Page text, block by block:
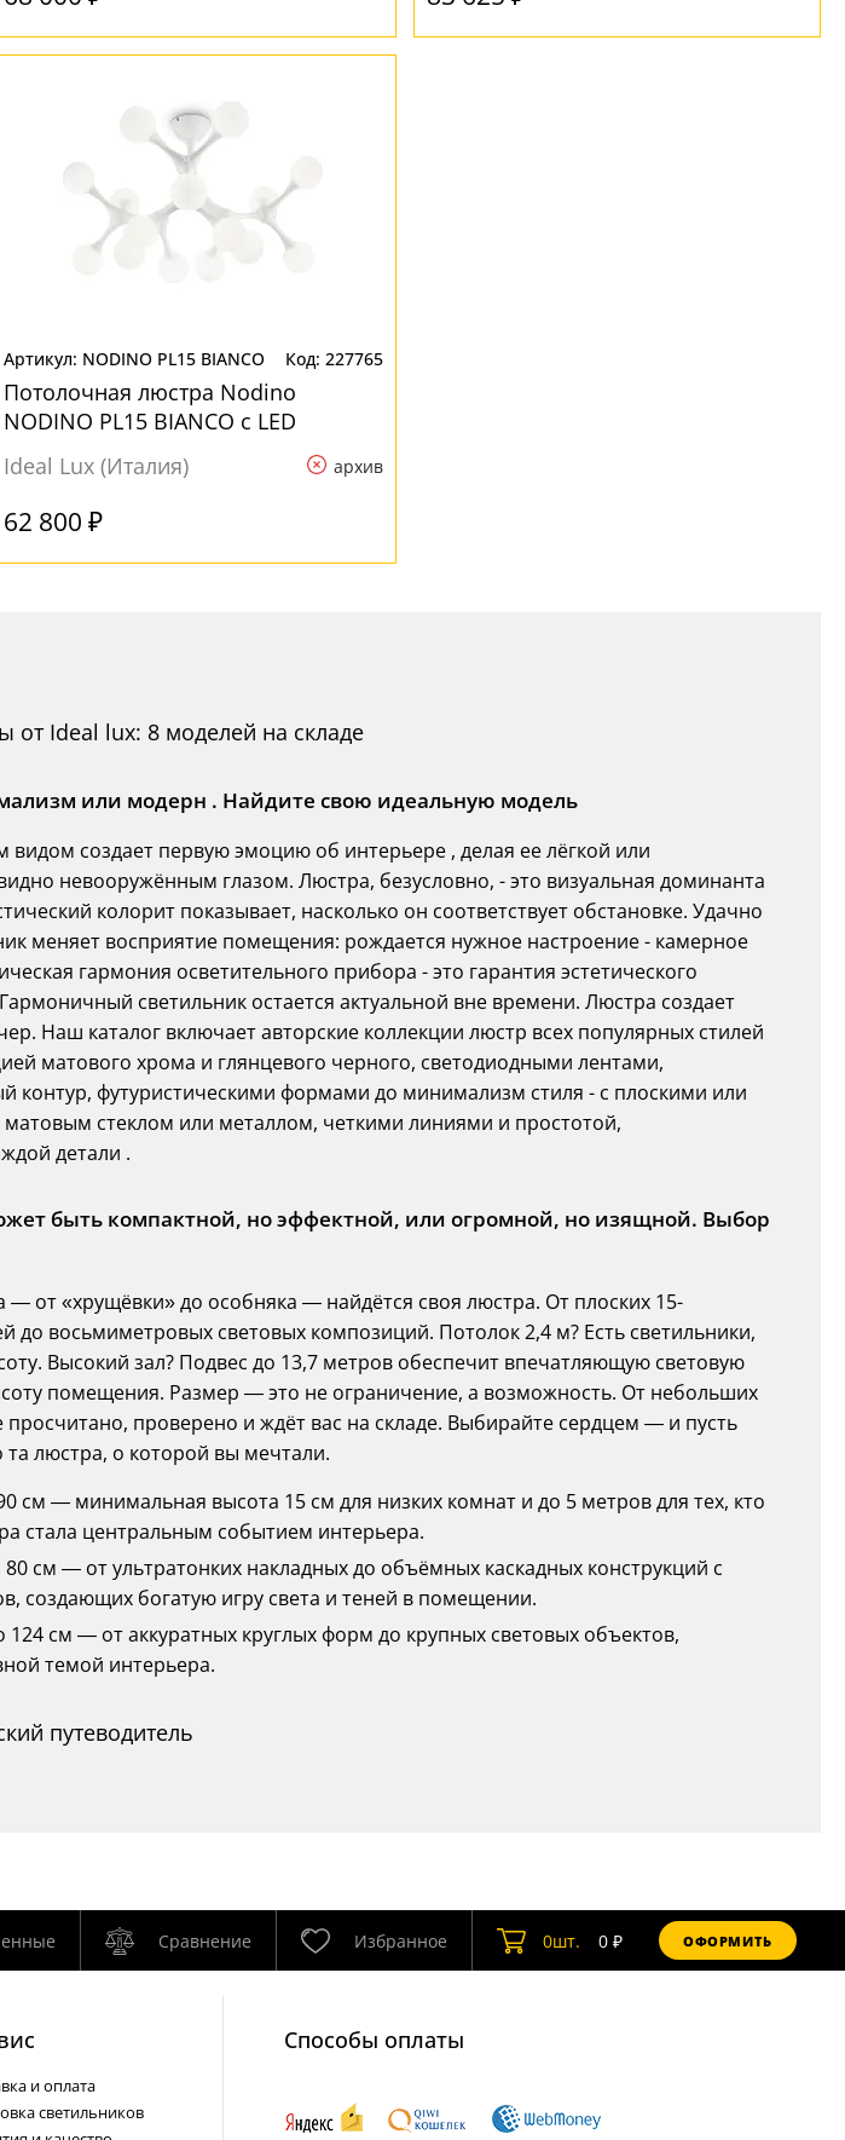
NODINO PL15 BIANCO 227765
Потолочная люстра Nodino
NODINO PL15 BIANCO с LED
лампами
Ideal Lux (Италия) архив
62 800 ₽
от Ideal lux: 8 моделей на складе
или модерн . Найдите свою идеальную модель
создает первую эмоцию об интерьере , делая ее лёгкой или
невооружённым глазом. Люстра, безусловно, - это визуальная доминанта
колорит показывает, насколько он соответствует обстановке. Удачно
меняет восприятие помещения: рождается нужное настроение - камерное
гармония осветительного прибора - это гарантия эстетического
светильник остается актуальной вне времени. Люстра создает
Наш каталог включает авторские коллекции люстр всех популярных стилей
матового хрома и глянцевого черного, светодиодными лентами,
контур, футуристическими формами до минимализм стиля - с плоскими или
стеклом или металлом, четкими линиями и простотой,
детали .
быть компактной, но эффектной, или огромной, но изящной. Выбор
от «хрущёвки» до особняка — найдётся своя люстра. От плоских 15-
до восьмиметровых световых композиций. Потолок 2,4 м? Есть светильники,
Высокий зал? Подвес до 13,7 метров обеспечит впечатляющую световую
помещения. Размер — это не ограничение, а возможность. От небольших
проверено и ждёт вас на складе. Выбирайте сердцем — и пусть
люстра, о которой вы мечтали.
см — минимальная высота 15 см для низких комнат и до 5 метров для тех, кто
стала центральным событием интерьера.
80 см — от ультратонких накладных до объёмных каскадных конструкций с
создающих богатую игру света и теней в помещении.
124 см — от аккуратных круглых форм до крупных световых объектов,
темой интерьера.
путеводитель
Сравнение Избранное 0шт. 0₽ ОФОРМИТЬ
и оплата
светильников
Способы оплаты